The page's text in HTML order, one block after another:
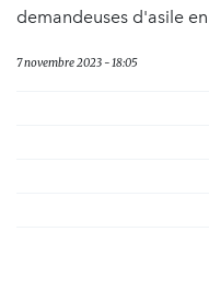
demandeuses d'asile
7 novembre 2023 - 18:05